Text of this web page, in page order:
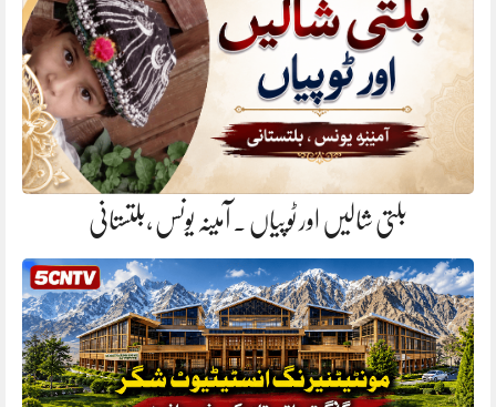
بلتی شالیں اور ٹوپیاں . آمینہ یونس ،بلتستانی